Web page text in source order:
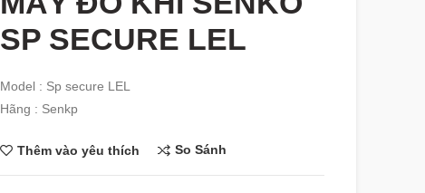
SP SECURE LEL
Model : Sp secure LEL
Hãng : Senkp
Thêm vào yêu thích So Sánh